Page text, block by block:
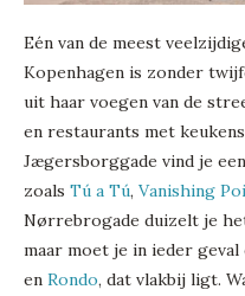
Eén van de meest
Kopenhagen is zonder
uit haar voegen van de
en restaurants met
Jægersborggade vind je
zoals Tú a Tú, Vanishing
Nørrebrogade duizelt je
maar moet je in ieder geval
en Rondo, dat vlakbij ligt.